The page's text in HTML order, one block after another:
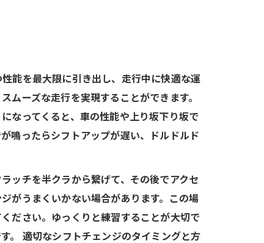
能を最大限に引き出し、走行中に快適な運
ムーズな走行を実現することができます。
なってくると、車の性能や上り坂下り坂で
鳴ったらシフトアップが遅い、ドルドルド
ッチを半クラから繋げて、その後でアクセ
がうまくいかない場合があります。この場
ださい。ゆっくりと練習することが大切で
。 適切なシフトチェンジのタイミングと方